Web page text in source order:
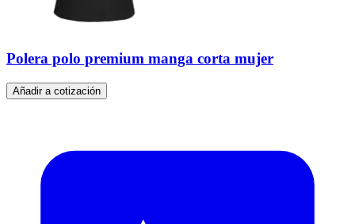
Polera polo premium manga corta mujer
Añadir a cotización